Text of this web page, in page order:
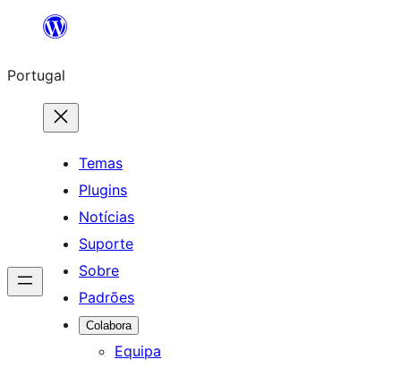
Saltar
o
conteúdo
Portugal
Temas
Plugins
Notícias
Suporte
Sobre
Padrões
Colabora
Equipa